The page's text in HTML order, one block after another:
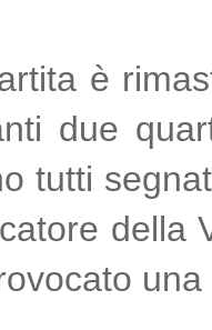
è
due
tutti
della